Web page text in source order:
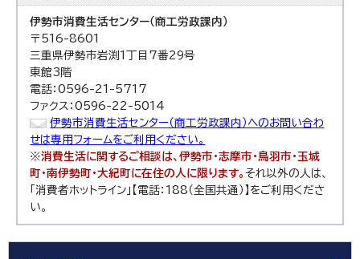
伊勢市消費生活センター（商工労政課内）
〒516-8601
三重県伊勢市岩渕1丁目7番29号
東館3階
電話：0596-21-5717
ファクス：0596-22-5014
伊勢市消費生活センター（商工労政課内）へのお問い合わ
せは専用フォームをご利用ください。
※消費生活に関するご相談は、伊勢市・志摩市・鳥羽市・玉城
町・南伊勢町・大紀町に在住の人に限ります。それ以外の人は、
「消費者ホットライン」【電話：188（全国共通）】をご利用くださ
い。